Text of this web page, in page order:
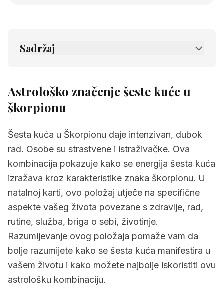
Sadržaj
2. Povezane stranice
Astrološko značenje šeste kuće u
škorpionu
Šesta kuća u Škorpionu daje intenzivan, dubok
rad. Osobe su strastvene i istraživačke. Ova
kombinacija pokazuje kako se energija šesta kuća
izražava kroz karakteristike znaka škorpionu. U
natalnoj karti, ovo položaj utječe na specifične
aspekte vašeg života povezane s zdravlje, rad,
rutine, služba, briga o sebi, životinje.
Razumijevanje ovog položaja pomaže vam da
bolje razumijete kako se šesta kuća manifestira u
vašem životu i kako možete najbolje iskoristiti ovu
astrološku kombinaciju.